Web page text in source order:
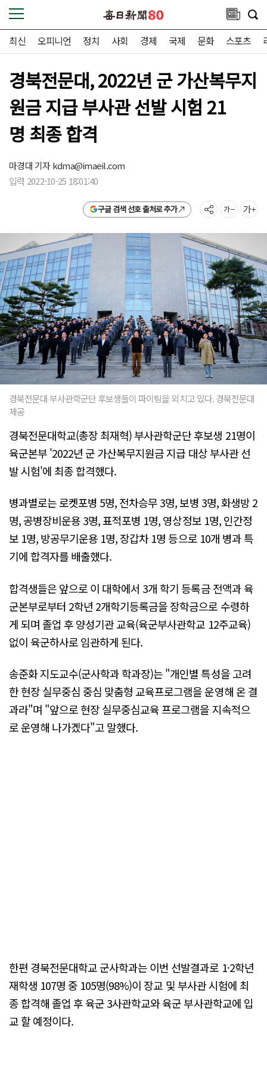
최신 오피니언 정치 사회 경제 국제 문화 스포츠
경북전문대, 2022년 군 가산복무지
원금 지급 부사관 선발 시험 21
명 최종 합격
마경대 기자kdma@imaeil.com
입력 2022-10-25 18:01:40
구글 검색 선호 출처로 추가
경북전문대 부사관학군단 후보생들이 파이팅을 외치고 있다. 경북전문대
제공
경북전문대학교(총장 최재혁) 부사관학군단 후보생 21명이
육군본부 '2022년 군 가산복무지원금 지급 대상 부사관 선
발 시험'에 최종 합격했다.
병과별로는 로켓포병 5명, 전차승무 3명, 보병 3명, 화생방 2
명, 공병장비운용 3명, 표적포병 1명, 영상정보 1명, 인간정
보 1명, 방공무기운용 1명, 장갑차 1명 등으로 10개 병과 특
기에 합격자를 배출했다.
합격생들은 앞으로 이 대학에서 3개 학기 등록금 전액과 육
군본부로부터 2학년 2개학기등록금을 장학금으로 수령하
게 되며 졸업 후 양성기관 교육(육군부사관학교 12주교육)
없이 육군하사로 임관하게 된다.
송준화 지도교수(군사학과 학과장)는 "개인별 특성을 고려
한 현장 실무중심 중심 맞춤형 교육프로그램을 운영해 온 결
과라"며 "앞으로 현장 실무중심교육 프로그램을 지속적으
로 운영해 나가겠다"고 말했다.
한편 경북전문대학교 군사학과는 이번 선발결과로 1·2학년
재학생 107명 중 105명(98%)이 장교 및 부사관 시험에 최
종 합격해 졸업 후 육군 3사관학교와 육군 부사관학교에 입
교 할 예정이다.